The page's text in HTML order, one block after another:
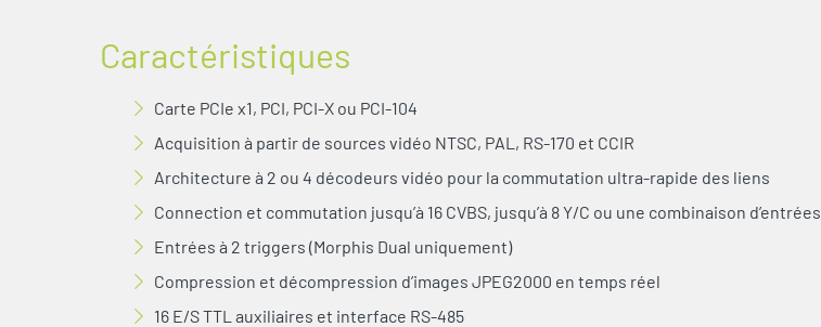
Caractéristiques
Carte PCIe x1, PCI, PCI-X ou PCI-104
Acquisition à partir de sources vidéo NTSC, PAL, RS-170 et CCIR
Architecture à 2 ou 4 décodeurs vidéo pour la commutation ultra-rapide des liens
Connection et commutation jusqu’à 16 CVBS, jusqu’à 8 Y/C ou une combinaison d’entrées
Entrées à 2 triggers (Morphis Dual uniquement)
Compression et décompression d’images JPEG2000 en temps réel
16 E/S TTL auxiliaires et interface RS-485